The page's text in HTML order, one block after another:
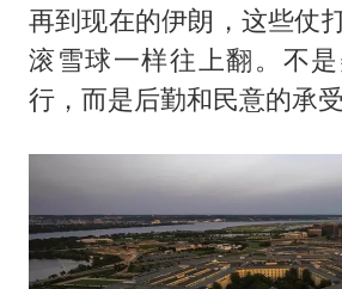
再到现在的伊朗，这些仗
滚雪球一样往上翻。不
行，而是后勤和民意的承受